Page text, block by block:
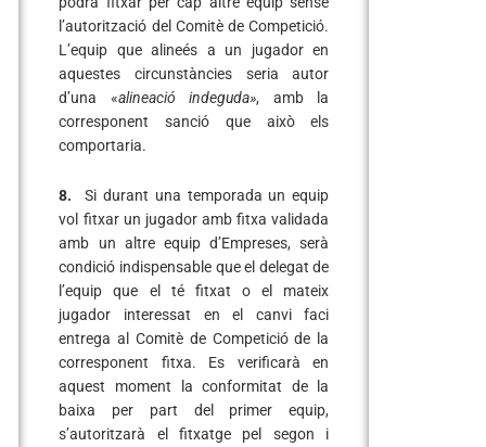
l’autorització del Comitè de Competició.
L’equip que alineés a un jugador en
aquestes circunstàncies seria autor
d’una «alineació indeguda», amb la
corresponent sanció que això els
comportaria.
8. Si durant una temporada un equip
vol fitxar un jugador amb fitxa validada
amb un altre equip d’Empreses, serà
condició indispensable que el delegat de
l’equip que el té fitxat o el mateix
jugador interessat en el canvi faci
entrega al Comitè de Competició de la
corresponent fitxa. Es verificarà en
aquest moment la conformitat de la
baixa per part del primer equip,
s’autoritzarà el fitxatge pel segon i